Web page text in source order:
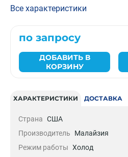
Все характеристики
по запросу
ДОБАВИТЬ В
КОРЗИНУ
ХАРАКТЕРИСТИКИ ДОСТАВКА
Страна США
Производитель
Малайзия
Режим работы Холод